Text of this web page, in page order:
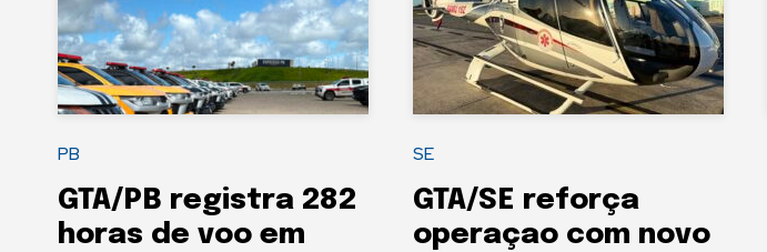
PB
GTA/PB registra 282
horas de voo em
SE
GTA/SE reforça
operaçao com novo